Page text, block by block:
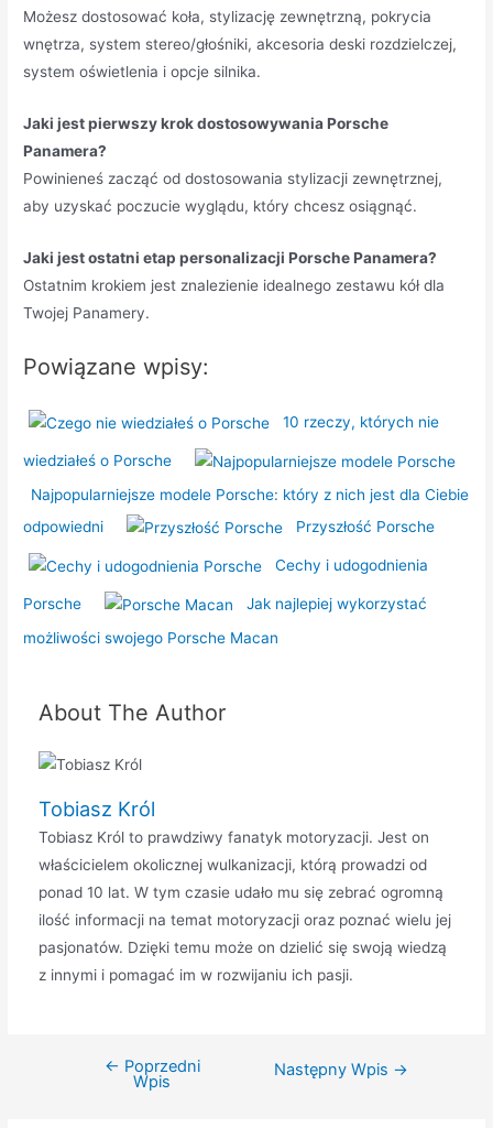
Możesz dostosować koła, stylizację zewnętrzną, pokrycia
wnętrza, system stereo/głośniki, akcesoria deski rozdzielczej,
system oświetlenia i opcje silnika.
Jaki jest pierwszy krok dostosowywania Porsche
Panamera?
Powinieneś zacząć od dostosowania stylizacji zewnętrznej,
aby uzyskać poczucie wyglądu, który chcesz osiągnąć.
Jaki jest ostatni etap personalizacji Porsche Panamera?
Ostatnim krokiem jest znalezienie idealnego zestawu kół dla
Twojej Panamery.
Powiązane wpisy:
10 rzeczy, których nie
wiedziałeś o Porsche
Najpopularniejsze modele Porsche: który z nich jest dla Ciebie
odpowiedni
Przyszłość Porsche
Cechy i udogodnienia
Porsche
Jak najlepiej wykorzystać
możliwości swojego Porsche Macan
About The Author
Tobiasz Król
Tobiasz Król to prawdziwy fanatyk motoryzacji. Jest on
właścicielem okolicznej wulkanizacji, którą prowadzi od
ponad 10 lat. W tym czasie udało mu się zebrać ogromną
ilość informacji na temat motoryzacji oraz poznać wielu jej
pasjonatów. Dzięki temu może on dzielić się swoją wiedzą
z innymi i pomagać im w rozwijaniu ich pasji.
Nawigacja
← Poprzedni
Wpis
Następny Wpis →